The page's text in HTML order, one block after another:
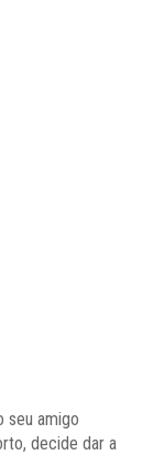
seu amigo
decide dar a